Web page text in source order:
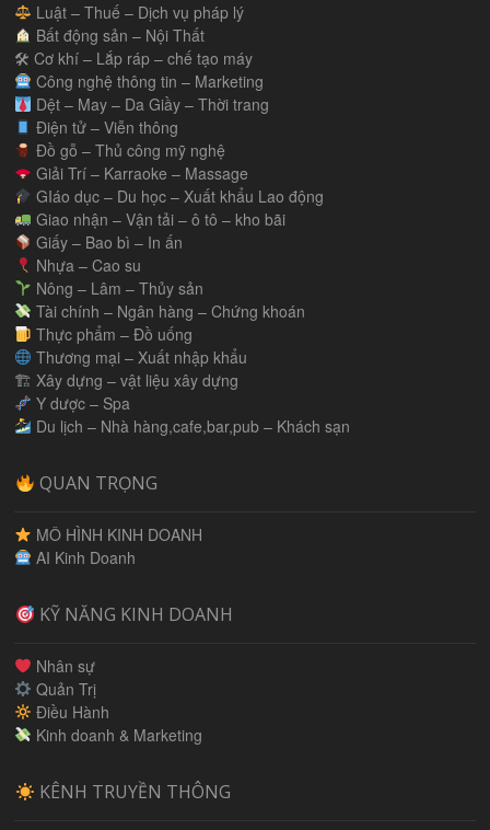
Luật – Thuế – Dịch vụ pháp lý
Bất động sản – Nội Thất
🛠 Cơ khí – Lắp ráp – chế tạo máy
Công nghệ thông tin – Marketing
Dệt – May – Da Giầy – Thời trang
Điện tử – Viễn thông
Đồ gỗ – Thủ công mỹ nghệ
Giải Trí – Karraoke – Massage
GIáo dục – Du học – Xuất khẩu Lao động
Giao nhận – Vận tải – ô tô – kho bãi
Giấy – Bao bì – In ấn
Nhựa – Cao su
Nông – Lâm – Thủy sản
Tài chính – Ngân hàng – Chứng khoán
Thực phẩm – Đồ uống
Thương mại – Xuất nhập khẩu
🏗 Xây dựng – vật liệu xây dựng
Y dược – Spa
Du lịch – Nhà hàng,cafe,bar,pub – Khách sạn
QUAN TRỌNG
MÔ HÌNH KINH DOANH
AI Kinh Doanh
KỸ NĂNG KINH DOANH
Nhân sự
Quản Trị
Điều Hành
Kinh doanh & Marketing
KÊNH TRUYỀN THÔNG